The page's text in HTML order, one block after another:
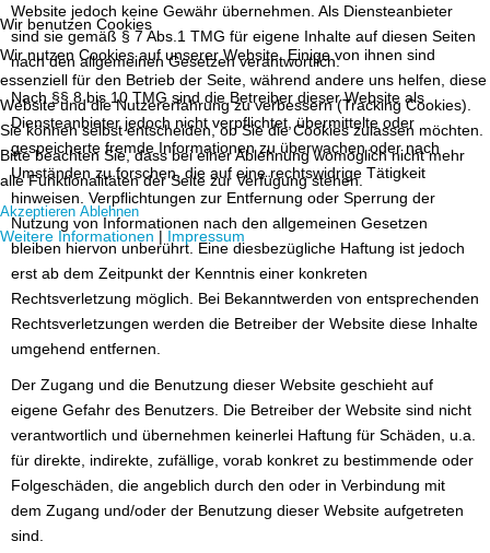
Website jedoch keine Gewähr übernehmen. Als Diensteanbieter
sind sie gemäß § 7 Abs.1 TMG für eigene Inhalte auf diesen Seiten
nach den allgemeinen Gesetzen verantwortlich.
Nach §§ 8 bis 10 TMG sind die Betreiber dieser Website als
Diensteanbieter jedoch nicht verpflichtet, übermittelte oder
gespeicherte fremde Informationen zu überwachen oder nach
Umständen zu forschen, die auf eine rechtswidrige Tätigkeit
hinweisen. Verpflichtungen zur Entfernung oder Sperrung der
Nutzung von Informationen nach den allgemeinen Gesetzen
bleiben hiervon unberührt. Eine diesbezügliche Haftung ist jedoch
erst ab dem Zeitpunkt der Kenntnis einer konkreten
Rechtsverletzung möglich. Bei Bekanntwerden von entsprechenden
Rechtsverletzungen werden die Betreiber der Website diese Inhalte
umgehend entfernen.
Der Zugang und die Benutzung dieser Website geschieht auf
eigene Gefahr des Benutzers. Die Betreiber der Website sind nicht
verantwortlich und übernehmen keinerlei Haftung für Schäden, u.a.
für direkte, indirekte, zufällige, vorab konkret zu bestimmende oder
Folgeschäden, die angeblich durch den oder in Verbindung mit
dem Zugang und/oder der Benutzung dieser Website aufgetreten
sind.
Wir benutzen Cookies
Wir nutzen Cookies auf unserer Website. Einige von ihnen sind
essenziell für den Betrieb der Seite, während andere uns helfen, diese
Website und die Nutzererfahrung zu verbessern (Tracking Cookies).
Sie können selbst entscheiden, ob Sie die Cookies zulassen möchten.
Bitte beachten Sie, dass bei einer Ablehnung womöglich nicht mehr
alle Funktionalitäten der Seite zur Verfügung stehen.
Akzeptieren Ablehnen
Weitere Informationen | Impressum